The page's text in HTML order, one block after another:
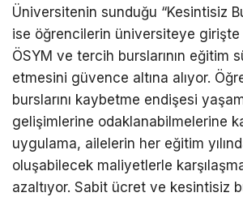
Üniversitenin sunduğu “Kesintisiz
ise öğrencilerin üniversiteye girişte
ÖSYM ve tercih burslarının eğitim
etmesini güvence altına alıyor.
burslarını kaybetme endişesi
gelişimlerine odaklanabilmelerine
uygulama, ailelerin her eğitim
oluşabilecek maliyetlerle karşılaşma
azaltıyor. Sabit ücret ve kesintisiz